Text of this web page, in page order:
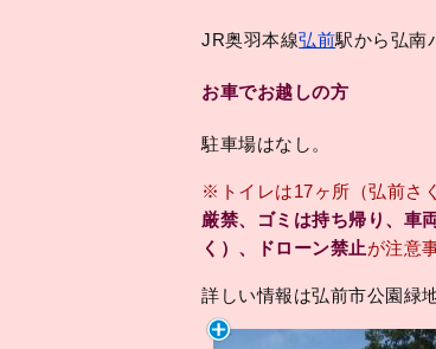
JR奥羽本線弘前駅から弘南
お車でお越しの方
駐車場はなし。
※トイレは17ヶ所（弘前さ
厳禁、ゴミは持ち帰り、車
く）、ドローン禁止が注意
詳しい情報は弘前市公園緑